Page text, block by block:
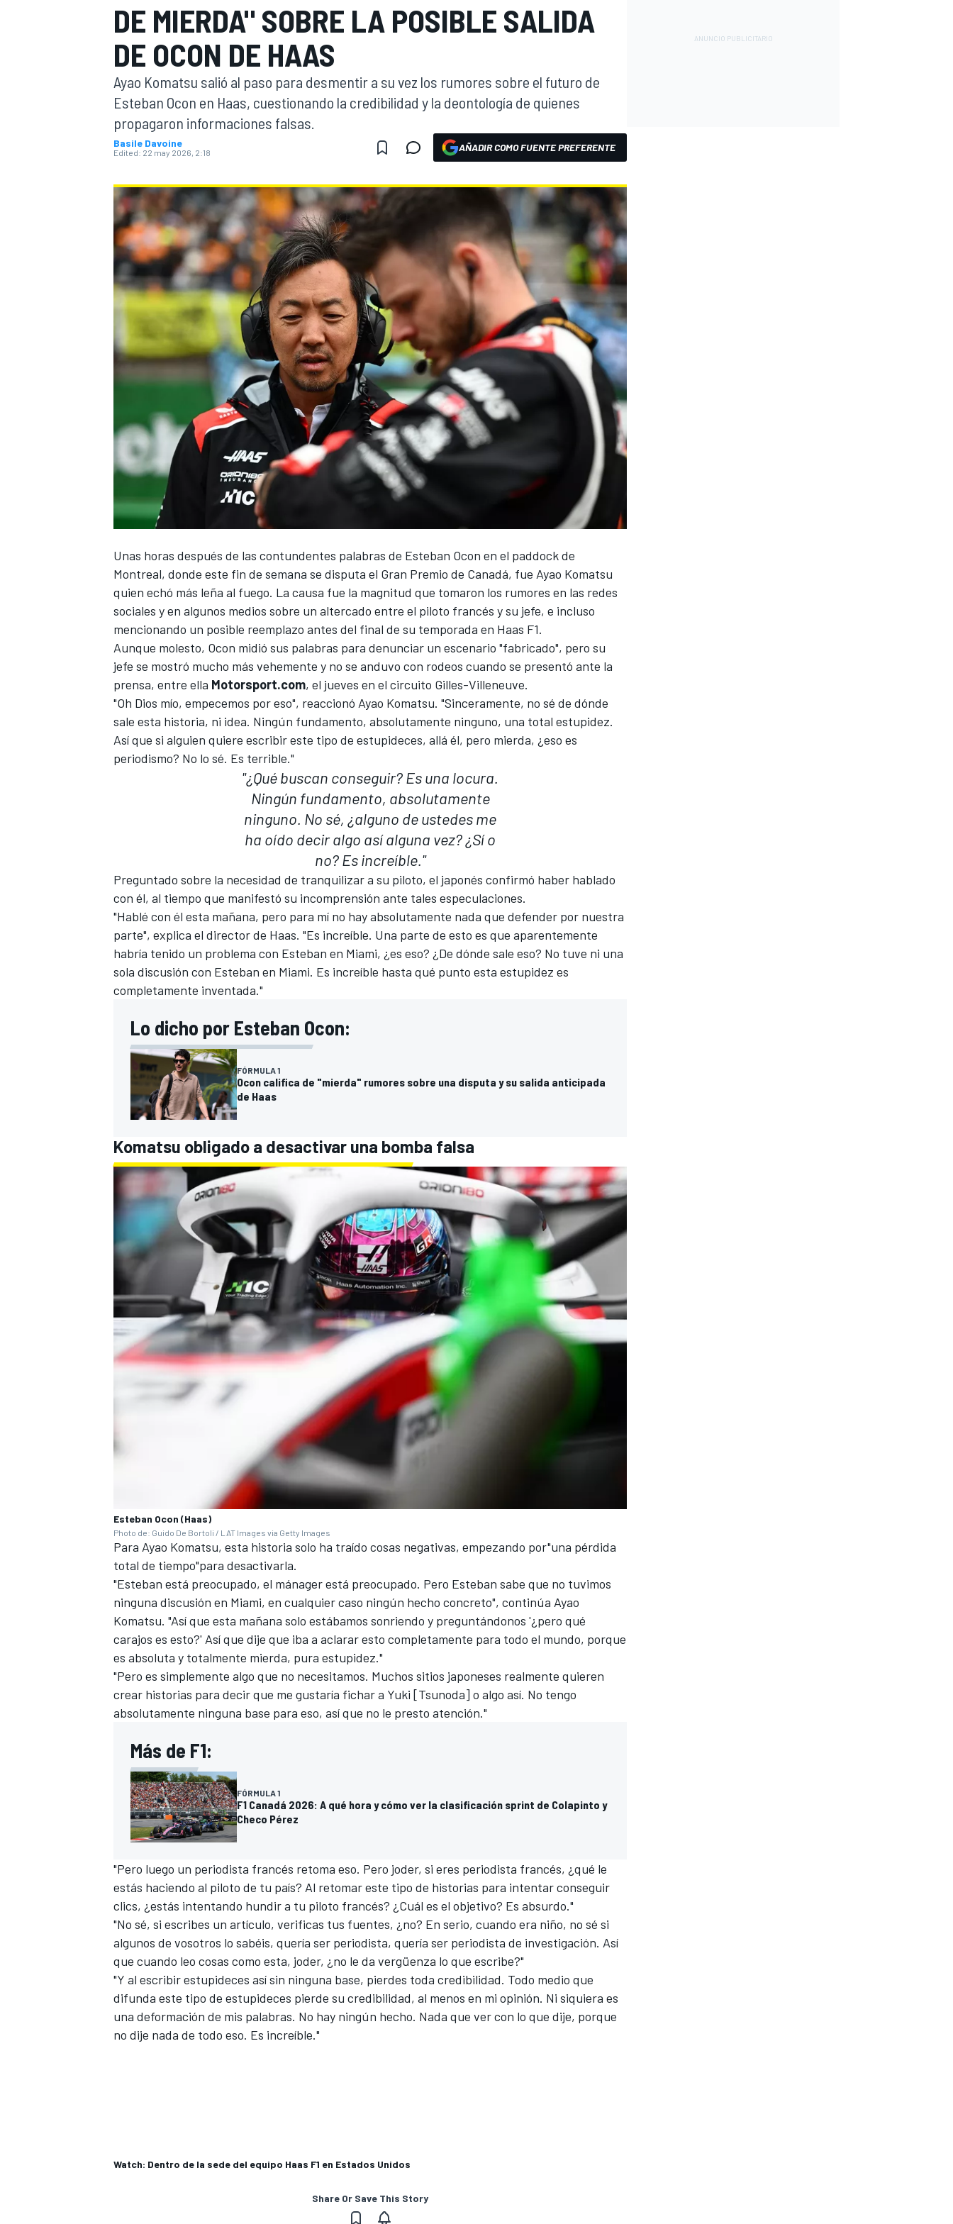
FÓRMULA E MOTO
NASCARINDYCARSPORTSCAR
MÁS
DE MIERDA" SOBRE LA POSIBLE SALIDA
DE OCON DE HAAS
Ayao Komatsu salió al paso para desmentir a su vez los rumores sobre el futuro de
Esteban Ocon en Haas, cuestionando la credibilidad y la deontología de quienes
propagaron informaciones falsas.
Basile Davoine
Edited: 22 may 2026, 2:18 AÑADIR COMO FUENTE PREFERENTE
Unas horas después de las contundentes palabras de Esteban Ocon en el paddock de
Montreal, donde este fin de semana se disputa el Gran Premio de Canadá, fue Ayao Komatsu
quien echó más leña al fuego. La causa fue la magnitud que tomaron los rumores en las redes
sociales y en algunos medios sobre un altercado entre el piloto francés y su jefe, e incluso
mencionando un posible reemplazo antes del final de su temporada en Haas F1.
Aunque molesto, Ocon midió sus palabras para denunciar un escenario "fabricado", pero su
jefe se mostró mucho más vehemente y no se anduvo con rodeos cuando se presentó ante la
prensa, entre ella Motorsport.com, el jueves en el circuito Gilles-Villeneuve.
"Oh Dios mío, empecemos por eso", reaccionó Ayao Komatsu. "Sinceramente, no sé de dónde
sale esta historia, ni idea. Ningún fundamento, absolutamente ninguno, una total estupidez.
Así que si alguien quiere escribir este tipo de estupideces, allá él, pero mierda, ¿eso es
periodismo? No lo sé. Es terrible."
"¿Qué buscan conseguir? Es una locura.
Ningún fundamento, absolutamente
ninguno. No sé, ¿alguno de ustedes me
ha oído decir algo así alguna vez? ¿Sí o
no? Es increíble."
Preguntado sobre la necesidad de tranquilizar a su piloto, el japonés confirmó haber hablado
con él, al tiempo que manifestó su incomprensión ante tales especulaciones.
"Hablé con él esta mañana, pero para mí no hay absolutamente nada que defender por nuestra
parte", explica el director de Haas. "Es increíble. Una parte de esto es que aparentemente
habría tenido un problema con Esteban en Miami, ¿es eso? ¿De dónde sale eso? No tuve ni una
sola discusión con Esteban en Miami. Es increíble hasta qué punto esta estupidez es
completamente inventada."
Lo dicho por Esteban Ocon:
FÓRMULA 1
Ocon califica de "mierda" rumores sobre una disputa y su salida anticipada
de Haas
Komatsu obligado a desactivar una bomba falsa
Esteban Ocon (Haas)
Photo de: Guido De Bortoli / LAT Images via Getty Images
Para Ayao Komatsu, esta historia solo ha traído cosas negativas, empezando por"una pérdida
total de tiempo"para desactivarla.
"Esteban está preocupado, el mánager está preocupado. Pero Esteban sabe que no tuvimos
ninguna discusión en Miami, en cualquier caso ningún hecho concreto", continúa Ayao
Komatsu. "Así que esta mañana solo estábamos sonriendo y preguntándonos '¿pero qué
carajos es esto?' Así que dije que iba a aclarar esto completamente para todo el mundo, porque
es absoluta y totalmente mierda, pura estupidez."
"Pero es simplemente algo que no necesitamos. Muchos sitios japoneses realmente quieren
crear historias para decir que me gustaría fichar a Yuki [Tsunoda] o algo así. No tengo
absolutamente ninguna base para eso, así que no le presto atención."
Más de F1:
FÓRMULA 1
F1 Canadá 2026: A qué hora y cómo ver la clasificación sprint de Colapinto y
Checo Pérez
"Pero luego un periodista francés retoma eso. Pero joder, si eres periodista francés, ¿qué le
estás haciendo al piloto de tu país? Al retomar este tipo de historias para intentar conseguir
clics, ¿estás intentando hundir a tu piloto francés? ¿Cuál es el objetivo? Es absurdo."
"No sé, si escribes un artículo, verificas tus fuentes, ¿no? En serio, cuando era niño, no sé si
algunos de vosotros lo sabéis, quería ser periodista, quería ser periodista de investigación. Así
que cuando leo cosas como esta, joder, ¿no le da vergüenza lo que escribe?"
"Y al escribir estupideces así sin ninguna base, pierdes toda credibilidad. Todo medio que
difunda este tipo de estupideces pierde su credibilidad, al menos en mi opinión. Ni siquiera es
una deformación de mis palabras. No hay ningún hecho. Nada que ver con lo que dije, porque
no dije nada de todo eso. Es increíble."
Watch: Dentro de la sede del equipo Haas F1 en Estados Unidos
Share Or Save This Story